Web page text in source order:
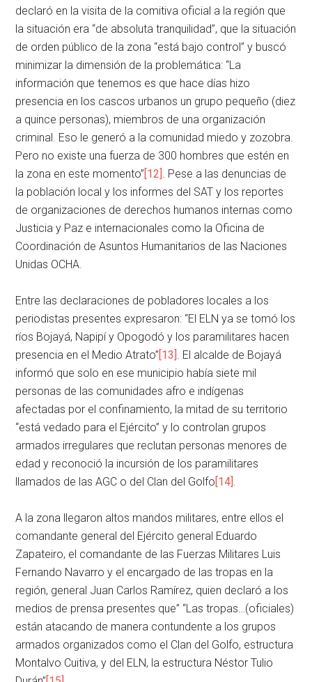
declaró en la visita de la comitiva oficial a la región que
la situación era “de absoluta tranquilidad”, que la situación
de orden público de la zona “está bajo control” y buscó
minimizar la dimensión de la problemática: “La
información que tenemos es que hace días hizo
presencia en los cascos urbanos un grupo pequeño (diez
a quince personas), miembros de una organización
criminal. Eso le generó a la comunidad miedo y zozobra.
Pero no existe una fuerza de 300 hombres que estén en
la zona en este momento”[12]. Pese a las denuncias de
la población local y los informes del SAT y los reportes
de organizaciones de derechos humanos internas como
Justicia y Paz e internacionales como la Oficina de
Coordinación de Asuntos Humanitarios de las Naciones
Unidas OCHA.
Entre las declaraciones de pobladores locales a los
periodistas presentes expresaron: “El ELN ya se tomó los
ríos Bojayá, Napipí y Opogodó y los paramilitares hacen
presencia en el Medio Atrato”[13]. El alcalde de Bojayá
informó que solo en ese municipio había siete mil
personas de las comunidades afro e indígenas
afectadas por el confinamiento, la mitad de su territorio
“está vedado para el Ejército” y lo controlan grupos
armados irregulares que reclutan personas menores de
edad y reconoció la incursión de los paramilitares
llamados de las AGC o del Clan del Golfo[14].
A la zona llegaron altos mandos militares, entre ellos el
comandante general del Ejército general Eduardo
Zapateiro, el comandante de las Fuerzas Militares Luis
Fernando Navarro y el encargado de las tropas en la
región, general Juan Carlos Ramírez, quien declaró a los
medios de prensa presentes que” “Las tropas…(oficiales)
están atacando de manera contundente a los grupos
armados organizados como el Clan del Golfo, estructura
Montalvo Cuitiva, y del ELN, la estructura Néstor Tulio